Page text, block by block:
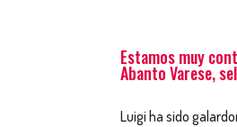
Estamos muy
Abanto Varese,
Luigi ha sido